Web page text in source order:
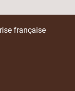
française